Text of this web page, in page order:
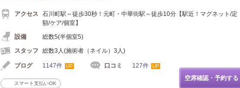
アクセス
石川町駅～徒歩30秒！元町・中華街駅～徒歩10分【駅近！マグネット/定
額/ケア/個室】
設備
総数5(半個室5)
スタッフ
総数3人(施術者（ネイル）3人)
ブログ 1147件 UP 口コミ 127件 UP
スマート支払いOK
空席確認・予約する